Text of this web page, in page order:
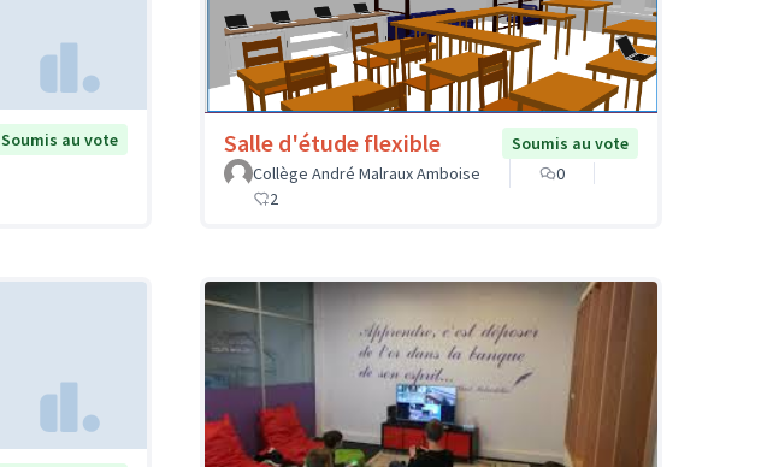
Soumis au vote Salle d'étude flexible
Soumis au vote
Collège André Malraux Amboise
0
2